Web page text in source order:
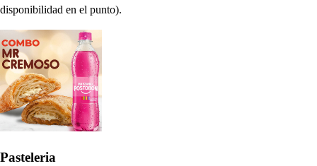
disponibilidad en el punto).
Pasteleria